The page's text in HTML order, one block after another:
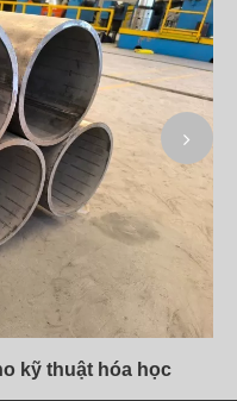
kỹ thuật hóa học